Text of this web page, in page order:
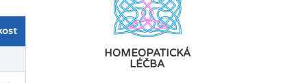
HOMEOPATICKÁ
LÉČBA